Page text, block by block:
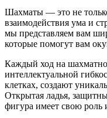
Шахматы — это не
взаимодействия ума и
мы представляем вам
которые помогут вам
Каждый ход на
интеллектуальной
клетках, создают
Открытая ладья,
фигура имеет свою роль